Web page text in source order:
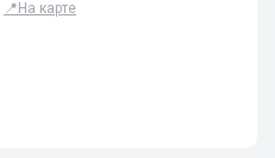
📍 На карте